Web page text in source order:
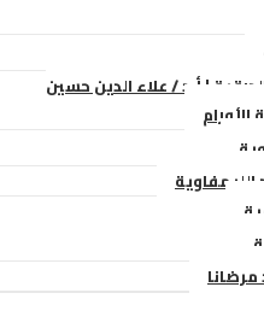
| أ.د / علاء الدين حسين